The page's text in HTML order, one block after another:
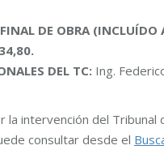
DE OBRA (INCLUÍDO
DEL TC: Ing.
la intervención del Tribunal
consultar desde el